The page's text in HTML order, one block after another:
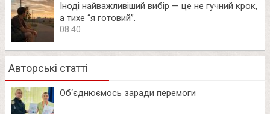
Іноді найважливіший вибір — це не гучний крок,
а тихе “я готовий”.
08:40
Авторські статті
Об‘єднюємось заради перемоги